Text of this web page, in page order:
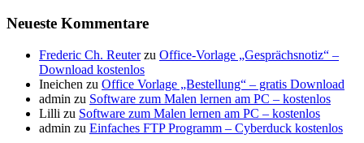
Neueste Kommentare
Frederic Ch. Reuterzu Office-Vorlage „Gesprächsnotiz“ –
Download kostenlos
Ineichen zu Office Vorlage „Bestellung“ – gratis Download
admin zu Software zum Malen lernen am PC – kostenlos
Lilli zu Software zum Malen lernen am PC – kostenlos
admin zu Einfaches FTP Programm – Cyberduck kostenlos